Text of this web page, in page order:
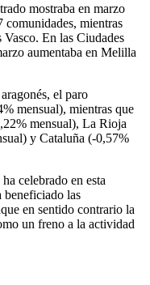
mostraba en marzo
comunidades, mientras
En las Ciudades
aumentaba en Melilla
el paro
mensual), mientras que
mensual), La Rioja
y Cataluña (-0,57%
celebrado en esta
beneficiado las
en sentido contrario la
un freno a la actividad